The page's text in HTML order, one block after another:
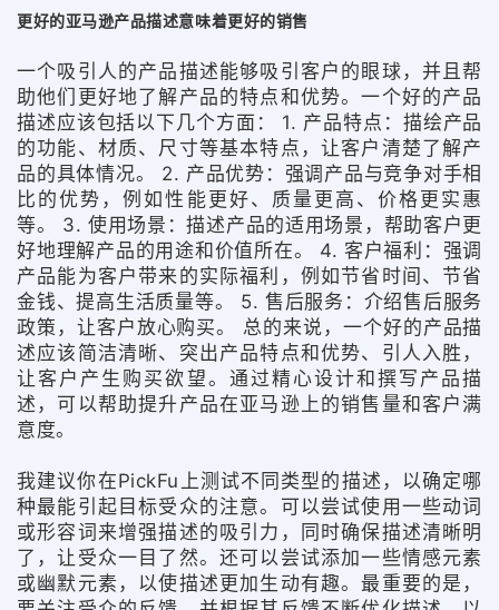
更好的亚马逊产品描述意味着更好的销售
一个吸引人的产品描述能够吸引客户的眼球，并且帮
助他们更好地了解产品的特点和优势。一个好的产品
描述应该包括以下几个方面： 1. 产品特点：描绘产品
的功能、材质、尺寸等基本特点，让客户清楚了解产
品的具体情况。 2. 产品优势：强调产品与竞争对手相
比的优势，例如性能更好、质量更高、价格更实惠
等。 3. 使用场景：描述产品的适用场景，帮助客户更
好地理解产品的用途和价值所在。 4. 客户福利：强调
产品能为客户带来的实际福利，例如节省时间、节省
金钱、提高生活质量等。 5. 售后服务：介绍售后服务
政策，让客户放心购买。 总的来说，一个好的产品描
述应该简洁清晰、突出产品特点和优势、引人入胜，
让客户产生购买欲望。通过精心设计和撰写产品描
述，可以帮助提升产品在亚马逊上的销售量和客户满
意度。
我建议你在PickFu上测试不同类型的描述，以确定哪
种最能引起目标受众的注意。可以尝试使用一些动词
或形容词来增强描述的吸引力，同时确保描述清晰明
了，让受众一目了然。还可以尝试添加一些情感元素
或幽默元素，以使描述更加生动有趣。最重要的是，